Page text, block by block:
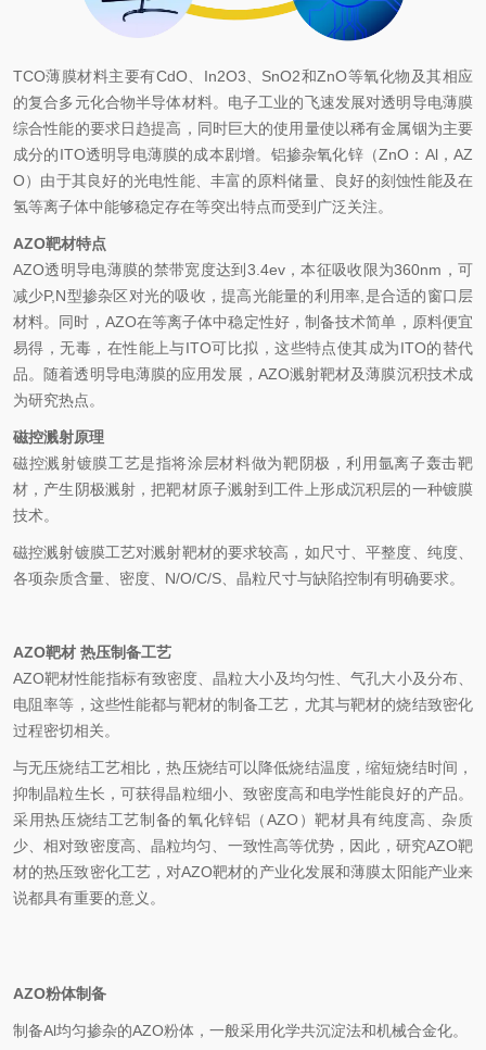
TCO薄膜材料主要有CdO、In2O3、SnO2和ZnO等氧化物及其相应
的复合多元化合物半导体材料。电子工业的飞速发展对透明导电薄膜
综合性能的要求日趋提高，同时巨大的使用量使以稀有金属铟为主要
成分的ITO透明导电薄膜的成本剧增。铝掺杂氧化锌（ZnO：Al，AZ
O）由于其良好的光电性能、丰富的原料储量、良好的刻蚀性能及在
氢等离子体中能够稳定存在等突出特点而受到广泛关注。
AZO靶材特点
AZO透明导电薄膜的禁带宽度达到3.4ev，本征吸收限为360nm，可
减少P,N型掺杂区对光的吸收，提高光能量的利用率,是合适的窗口层
材料。同时，AZO在等离子体中稳定性好，制备技术简单，原料便宜
易得，无毒，在性能上与ITO可比拟，这些特点使其成为ITO的替代
品。随着透明导电薄膜的应用发展，AZO溅射靶材及薄膜沉积技术成
为研究热点。
磁控溅射原理
磁控溅射镀膜工艺是指将涂层材料做为靶阴极，利用氩离子轰击靶
材，产生阴极溅射，把靶材原子溅射到工件上形成沉积层的一种镀膜
技术。
磁控溅射镀膜工艺对溅射靶材的要求较高，如尺寸、平整度、纯度、
各项杂质含量、密度、N/O/C/S、晶粒尺寸与缺陷控制有明确要求。
AZO靶材 热压制备工艺
AZO靶材性能指标有致密度、晶粒大小及均匀性、气孔大小及分布、
电阻率等，这些性能都与靶材的制备工艺，尤其与靶材的烧结致密化
过程密切相关。
与无压烧结工艺相比，热压烧结可以降低烧结温度，缩短烧结时间，
抑制晶粒生长，可获得晶粒细小、致密度高和电学性能良好的产品。
采用热压烧结工艺制备的氧化锌铝（AZO）靶材具有纯度高、杂质
少、相对致密度高、晶粒均匀、一致性高等优势，因此，研究AZO靶
材的热压致密化工艺，对AZO靶材的产业化发展和薄膜太阳能产业来
说都具有重要的意义。
AZO粉体制备
制备Al均匀掺杂的AZO粉体，一般采用化学共沉淀法和机械合金化。